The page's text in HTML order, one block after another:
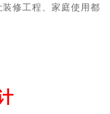
装修工程、家庭使用都